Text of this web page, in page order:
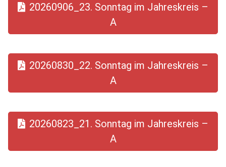
20260906_23. Sonntag im Jahreskreis –
A
20260830_22. Sonntag im Jahreskreis –
A
20260823_21. Sonntag im Jahreskreis –
A